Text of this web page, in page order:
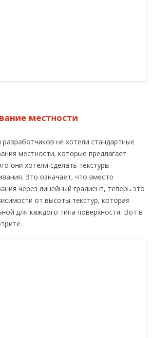
местности
разработчиков не хотели стандартные
местности, которые предлагает
они хотели сделать текстуры
Это означает, что вместо
через линейный градиент, теперь это
от высоты текстур, которая
для каждого типа поверхности. Вот в